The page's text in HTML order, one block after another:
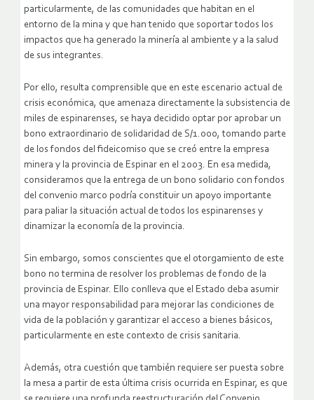
particularmente, de las comunidades que habitan en el
entorno de la mina y que han tenido que soportar todos los
impactos que ha generado la minería al ambiente y a la salud
de sus integrantes.
Por ello, resulta comprensible que en este escenario actual de
crisis económica, que amenaza directamente la subsistencia de
miles de espinarenses, se haya decidido optar por aprobar un
bono extraordinario de solidaridad de S/1.000, tomando parte
de los fondos del fideicomiso que se creó entre la empresa
minera y la provincia de Espinar en el 2003. En esa medida,
consideramos que la entrega de un bono solidario con fondos
del convenio marco podría constituir un apoyo importante
para paliar la situación actual de todos los espinarenses y
dinamizar la economía de la provincia.
Sin embargo, somos conscientes que el otorgamiento de este
bono no termina de resolver los problemas de fondo de la
provincia de Espinar. Ello conlleva que el Estado deba asumir
una mayor responsabilidad para mejorar las condiciones de
vida de la población y garantizar el acceso a bienes básicos,
particularmente en este contexto de crisis sanitaria.
Además, otra cuestión que también requiere ser puesta sobre
la mesa a partir de esta última crisis ocurrida en Espinar, es que